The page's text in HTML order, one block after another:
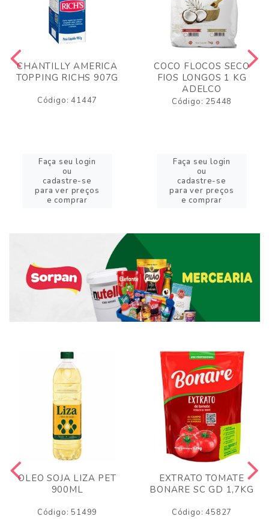
CHANTILLY AMERICA
TOPPING RICHS 907G
Código: 41447
Faça seu login
ou
cadastre-se
para ver preços
e comprar
COCO FLOCOS SECO
FIOS LONGOS 1 KG
ADELCO
Código: 25448
Faça seu login
ou
cadastre-se
para ver preços
e comprar
OLEO SOJA LIZA PET
900ML
Código: 51499
EXTRATO TOMATE
BONARE SC GD 1,7KG
Código: 45827